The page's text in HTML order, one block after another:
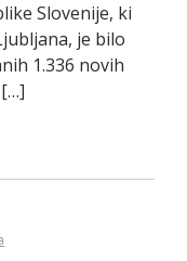
Slovenije, ki
je bilo
1.336 novih